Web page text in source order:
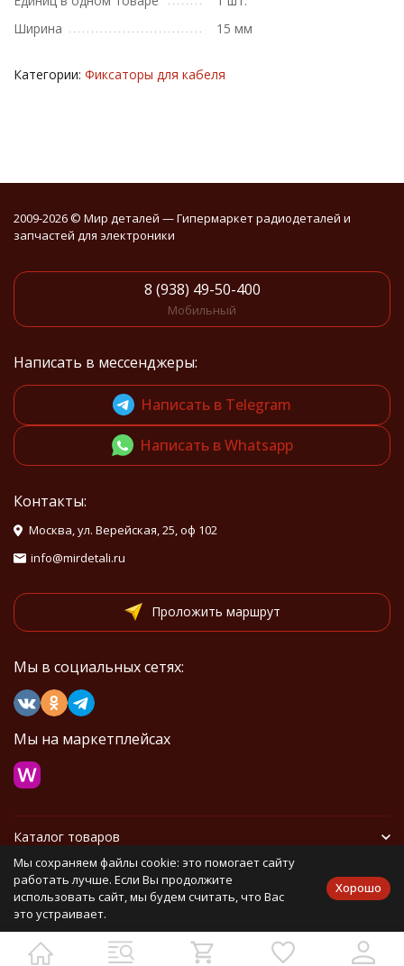
Ширина
15 мм
Категории: Фиксаторы для кабеля
2009-2026 © Мир деталей — Гипермаркет радиодеталей и
запчастей для электроники
8 (938) 49-50-400
Мобильный
Написать в мессенджеры:
Написать в Telegram
Написать в Whatsapp
Контакты:
Москва, ул. Верейская, 25, оф 102
info@mirdetali.ru
Проложить маршрут
Мы в социальных сетях:
Мы на маркетплейсах
Каталог товаров
Информация
Политика персональных данных Карта сайта
Мы сохраняем файлы cookie: это помогает сайту
работать лучше. Если Вы продолжите
использовать сайт, мы будем считать, что Вас
это устраивает.
Хорошо